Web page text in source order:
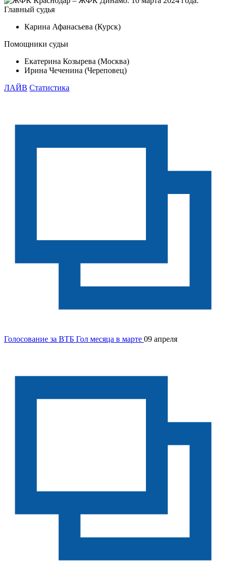
Главный судья
Карина Афанасьева (Курск)
Помощники судьи
Екатерина Козырева (Москва)
Ирина Чеченина (Череповец)
ЛАЙВ Статистика
Голосование за ВТБ Гол месяца в марте 09 апреля